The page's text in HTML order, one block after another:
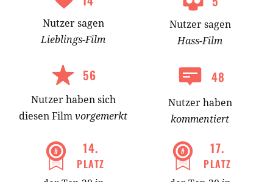
Nutzersagen
Lieblings-Film
Nutzersagen
Hass-Film
56
Nutzerhabensich
diesen Filmvorgemerkt
48
Nutzer haben
kommentiert
14.
PLATZ
17.
PLATZ